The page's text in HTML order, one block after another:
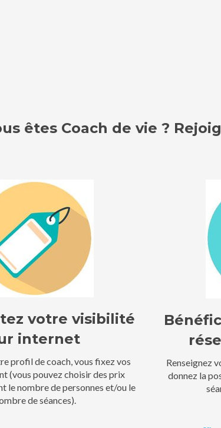
êtes Coach de vie ?
votre visibilité
internet
profil de coach, vous fixez vos
(vous pouvez choisir des prix
le nombre de personnes et/ou le
de séances).
Renseignez
donnez la